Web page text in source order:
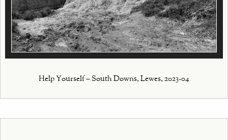
Help Yourself – South Downs, Lewes, 2023-04